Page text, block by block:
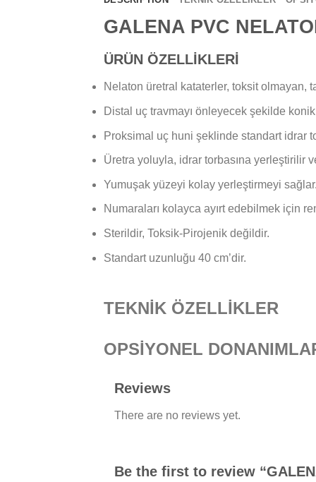
GALENA PVC
ÜRÜN ÖZELLİKLERİ
Nelaton üretral kataterler, toksit olmayan,
Distal uç travmayı önleyecek şekilde
Proksimal uç huni şeklinde standart idrar
Üretra yoluyla, idrar torbasına yerleştirilir
Yumuşak yüzeyi kolay yerleştirmeyi sağlar.
Numaraları kolayca ayırt edebilmek için
Sterildir, Toksik-Pirojenik değildir.
Standart uzunluğu 40 cm’dir.
TEKNİK ÖZELLİKLER
OPSİYONEL
Reviews
There are no reviews yet.
Be the first to review